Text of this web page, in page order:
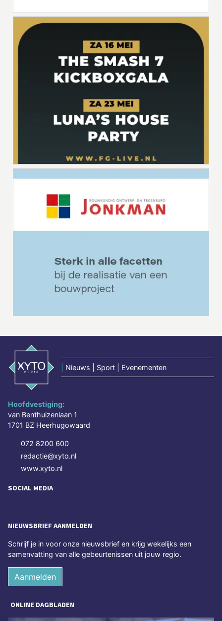
Nieuws | Sport | Evenementen
Hoofdvestiging:
van Benthuizenlaan 1
1701 BZ Heerhugowaard
072 8200 600
redactie@xyto.nl
www.xyto.nl
SOCIAL MEDIA
NIEUWSBRIEF AANMELDEN
Schrijf je in voor onze nieuwsbrief en krijg wekelijks een
samenvatting van alle gebeurtenissen uit jouw regio.
Aanmelden
ONLINE DAGBLADEN